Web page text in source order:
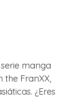
serie manga
FranXX,
¿Eres